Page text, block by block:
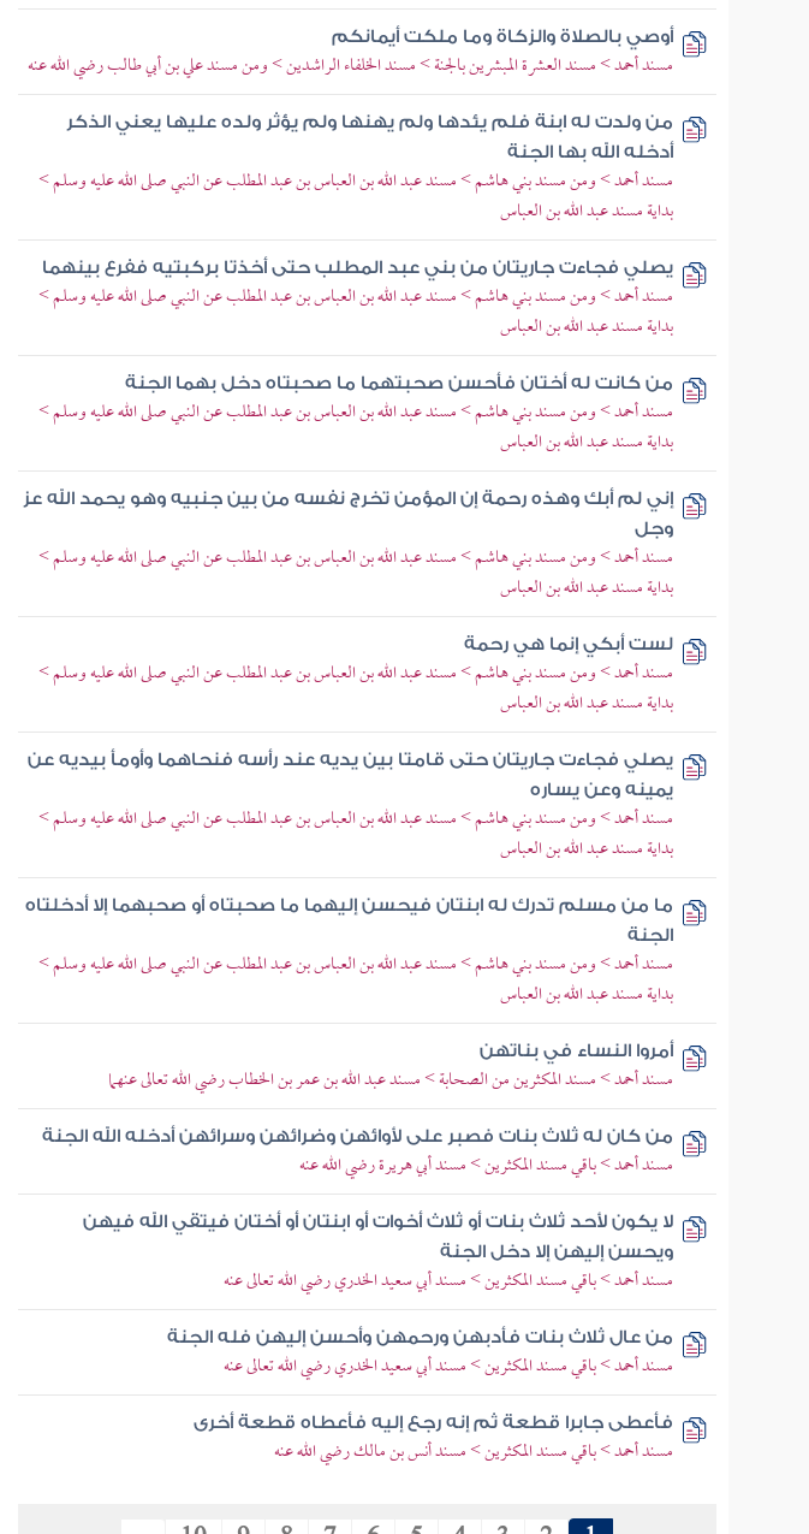
أوصي بالصلاة والزكاة وما ملكت أيمانكم
مسند أحمد > مسند العشرة المبشرين بالجنة > مسند الخلفاء الراشدين > ومن مسند علي بن أبي طالب رضي الله عنه
من ولدت له ابنة فلم يئدها ولم يهنها ولم يؤثر ولده عليها يعني الذكر
أدخله الله بها الجنة
مسند أحمد > ومن مسند بني هاشم > مسند عبد الله بن العباس بن عبد المطلب عن النبي صلى الله عليه وسلم >
بداية مسند عبد الله بن العباس
يصلي فجاءت جاريتان من بني عبد المطلب حتى أخذتا بركبتيه ففرع بينهما
مسند أحمد > ومن مسند بني هاشم > مسند عبد الله بن العباس بن عبد المطلب عن النبي صلى الله عليه وسلم >
بداية مسند عبد الله بن العباس
من كانت له أختان فأحسن صحبتهما ما صحبتاه دخل بهما الجنة
مسند أحمد > ومن مسند بني هاشم > مسند عبد الله بن العباس بن عبد المطلب عن النبي صلى الله عليه وسلم >
بداية مسند عبد الله بن العباس
إني لم أبك وهذه رحمة إن المؤمن تخرج نفسه من بين جنبيه وهو يحمد الله عز
وجل
مسند أحمد > ومن مسند بني هاشم > مسند عبد الله بن العباس بن عبد المطلب عن النبي صلى الله عليه وسلم >
بداية مسند عبد الله بن العباس
لست أبكي إنما هي رحمة
مسند أحمد > ومن مسند بني هاشم > مسند عبد الله بن العباس بن عبد المطلب عن النبي صلى الله عليه وسلم >
بداية مسند عبد الله بن العباس
يصلي فجاءت جاريتان حتى قامتا بين يديه عند رأسه فنحاهما وأومأ بيديه عن
يمينه وعن يساره
مسند أحمد > ومن مسند بني هاشم > مسند عبد الله بن العباس بن عبد المطلب عن النبي صلى الله عليه وسلم >
بداية مسند عبد الله بن العباس
ما من مسلم تدرك له ابنتان فيحسن إليهما ما صحبتاه أو صحبهما إلا أدخلتاه
الجنة
مسند أحمد > ومن مسند بني هاشم > مسند عبد الله بن العباس بن عبد المطلب عن النبي صلى الله عليه وسلم >
بداية مسند عبد الله بن العباس
أمروا النساء في بناتهن
مسند أحمد > مسند المكثرين من الصحابة > مسند عبد الله بن عمر بن الخطاب رضي الله تعالى عنهما
من كان له ثلاث بنات فصبر على لأوائهن وضرائهن وسرائهن أدخله الله الجنة
مسند أحمد > باقي مسند المكثرين > مسند أبي هريرة رضي الله عنه
لا يكون لأحد ثلاث بنات أو ثلاث أخوات أو ابنتان أو أختان فيتقي الله فيهن
ويحسن إليهن إلا دخل الجنة
مسند أحمد > باقي مسند المكثرين > مسند أبي سعيد الخدري رضي الله تعالى عنه
من عال ثلاث بنات فأدبهن ورحمهن وأحسن إليهن فله الجنة
مسند أحمد > باقي مسند المكثرين > مسند أبي سعيد الخدري رضي الله تعالى عنه
فأعطى جابرا قطعة ثم إنه رجع إليه فأعطاه قطعة أخرى
مسند أحمد > باقي مسند المكثرين > مسند أنس بن مالك رضي الله عنه